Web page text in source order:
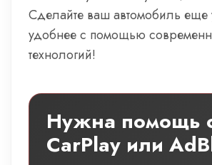
Сделайте ваш автомобиль еще
удобнее с помощью
технологий!
Нужна помощь
CarPlay или